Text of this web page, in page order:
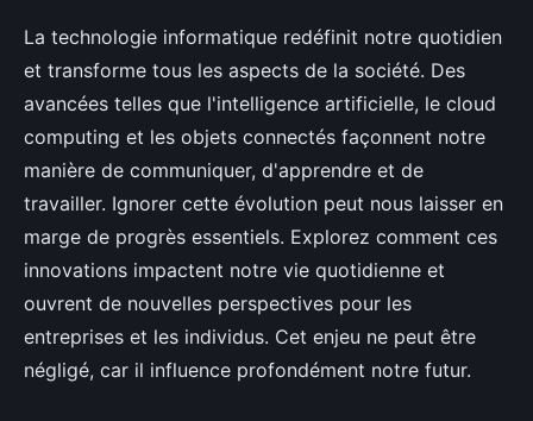
Comment la technologie
informatique transforme la
société que vous ne pouvez pas
ignorer
Lila • 9 octobre 2024•10 min de lecture
La technologie informatique redéfinit notre quotidien
et transforme tous les aspects de la société. Des
avancées telles que l'intelligence artificielle, le cloud
computing et les objets connectés façonnent notre
manière de communiquer, d'apprendre et de
travailler. Ignorer cette évolution peut nous laisser en
marge de progrès essentiels. Explorez comment ces
innovations impactent notre vie quotidienne et
ouvrent de nouvelles perspectives pour les
entreprises et les individus. Cet enjeu ne peut être
négligé, car il influence profondément notre futur.